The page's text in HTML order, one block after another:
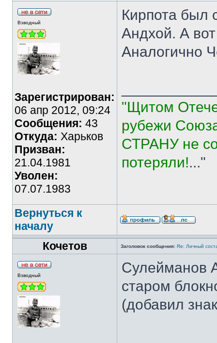
Взводный
Зарегистрирован:
06 апр 2012, 09:24
Сообщения: 43
Откуда: Харьков
Призван:
21.04.1981
Уволен:
07.07.1983
Кирпота был
Андхой. А
Аналогично
"Щитом
рубежи
СТРАНУ не
потеряли!..."
Вернуться к
началу
Кочетов
Заголовок сообщения: Re: Личный
Взводный
Сулейманов
старом
(добавил